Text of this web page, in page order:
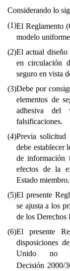
Considerando lo
(1)El Reglamento
modelo
(2)El actual diseño
en circulación
seguro en vista
(3)Debe por
elementos de
adhesiva del
falsificaciones.
(4)Previa
debe establecer
de información
efectos de la
Estado miembro.
(5)El presente
se ajusta a los
de los Derechos
(6)El presente
disposiciones
Unido no
Decisión 2000/